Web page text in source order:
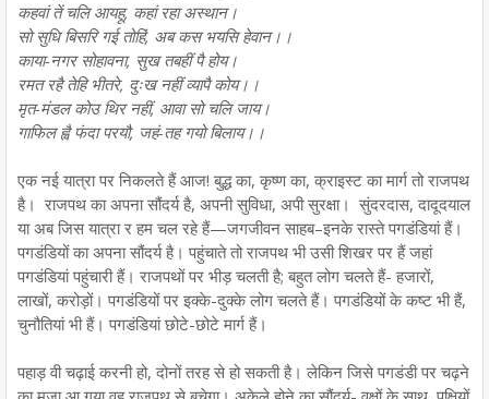
कहवां तें चलि आयहू, कहां रहा अस्थान।
सो सुधि बिसरि गई तोहिं, अब कस भयसि हेवान।।
काया-नगर सोहावना, सुख तबहीं पै होय।
रमत रहै तेहि भीतरे, दुःख नहीं व्यापै कोय।।
मृत-मंडल कोउ थिर नहीं, आवा सो चलि जाय।
गाफिल ह्वै फंदा परयौ, जहं-तह गयो बिलाय।।
एक नई यात्रा पर निकलते हैं आज! बुद्ध का, कृष्ण का, क्राइस्ट का मार्ग तो राजपथ
है। राजपथ का अपना सौंदर्य है, अपनी सुविधा, अपी सुरक्षा। सुंदरदास, दादूदयाल
या अब जिस यात्रा र हम चल रहे हैं—जगजीवन साहब–इनके रास्ते पगडंडियां हैं।
पगडंडियों का अपना सौंदर्य है। पहुंचाते तो राजपथ भी उसी शिखर पर हैं जहां
पगडंडियां पहुंचारी हैं। राजपथों पर भीड़ चलती है; बहुत लोग चलते हैं- हजारों,
लाखों, करोड़ों। पगडंडियों पर इक्के-दुक्के लोग चलते हैं। पगडंडियों के कष्ट भी हैं,
चुनौतियां भी हैं। पगडंडियां छोटे-छोटे मार्ग हैं।
पहाड़ वी चढ़ाई करनी हो, दोनों तरह से हो सकती है। लेकिन जिसे पगडंडी पर चढ़ने